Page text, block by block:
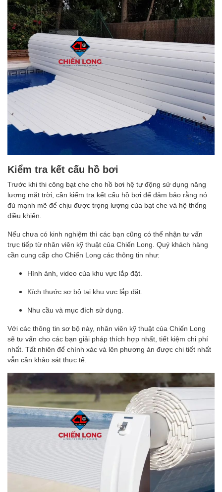
Kiểm tra kết cấu hồ bơi
Trước khi thi công bạt che cho hồ bơi hệ tự động sử dụng năng
lượng mặt trời, cần kiểm tra kết cấu hồ bơi để đảm bảo rằng nó
đủ mạnh mẽ để chịu được trọng lượng của bạt che và hệ thống
điều khiển.
Nếu chưa có kinh nghiệm thì các bạn cũng có thể nhận tư vấn
trực tiếp từ nhân viên kỹ thuật của Chiến Long. Quý khách hàng
cần cung cấp cho Chiến Long các thông tin như:
Hình ảnh, video của khu vực lắp đặt.
Kích thước sơ bộ tại khu vực lắp đặt.
Nhu cầu và mục đích sử dụng.
Với các thông tin sơ bộ này, nhân viên kỹ thuật của Chiến Long
sẽ tư vấn cho các bạn giải pháp thích hợp nhất, tiết kiệm chi phí
nhất. Tất nhiên để chính xác và lên phương án được chi tiết nhất
vẫn cần khảo sát thực tế.